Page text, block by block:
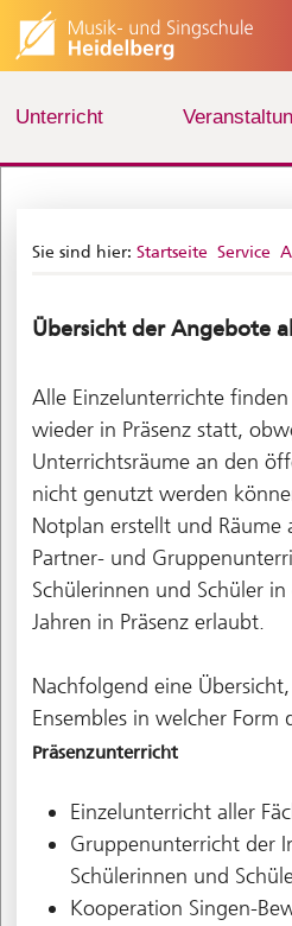
Unterricht
Sie sind hier: Startseite Service
Übersicht der Angebote
Alle Einzelunterrichte
wieder in Präsenz statt,
Unterrichtsräume an den
nicht genutzt werden
Notplan erstellt und Räume
Partner- und
Schülerinnen und Schüler
Jahren in Präsenz erlaubt.
Nachfolgend eine
Ensembles in welcher
Präsenzunterricht
Einzelunterricht aller
Gruppenunterricht der
Schülerinnen und
Kooperation Singen-